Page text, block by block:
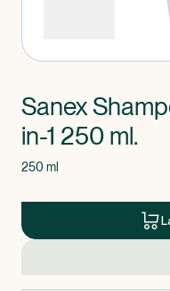
Sanex
in-1 250 ml.
250 ml